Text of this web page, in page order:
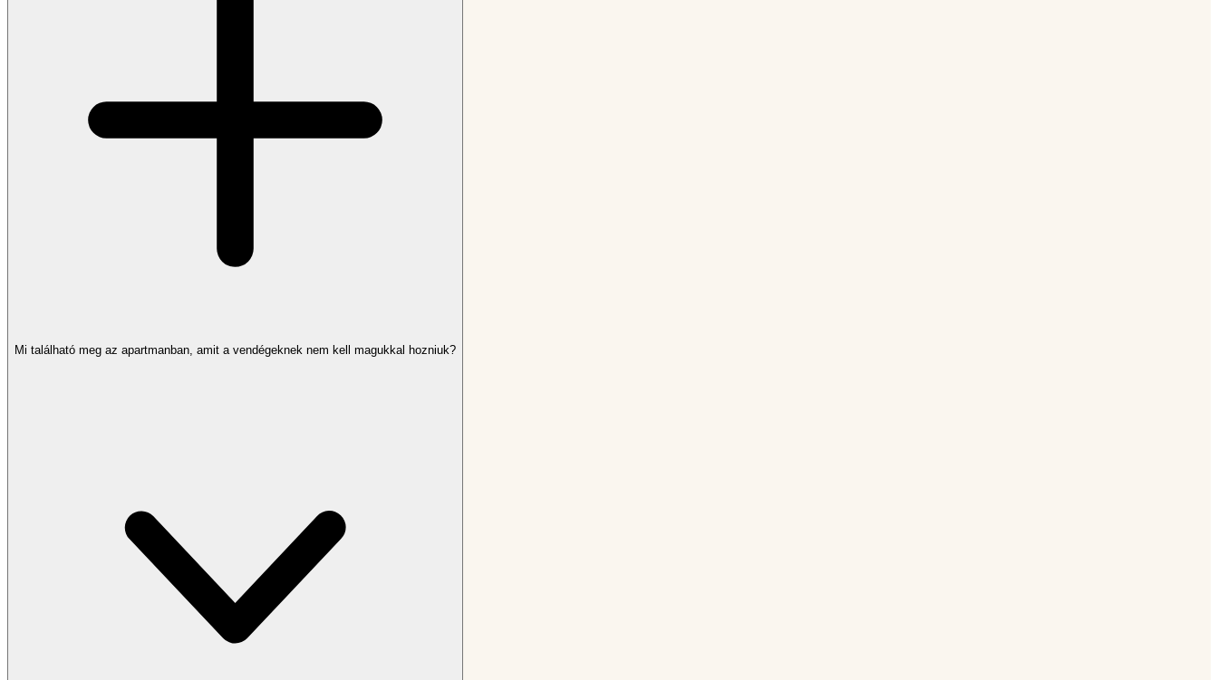
Mi található meg az apartmanban, amit a vendégeknek nem kell magukkal hozniuk?